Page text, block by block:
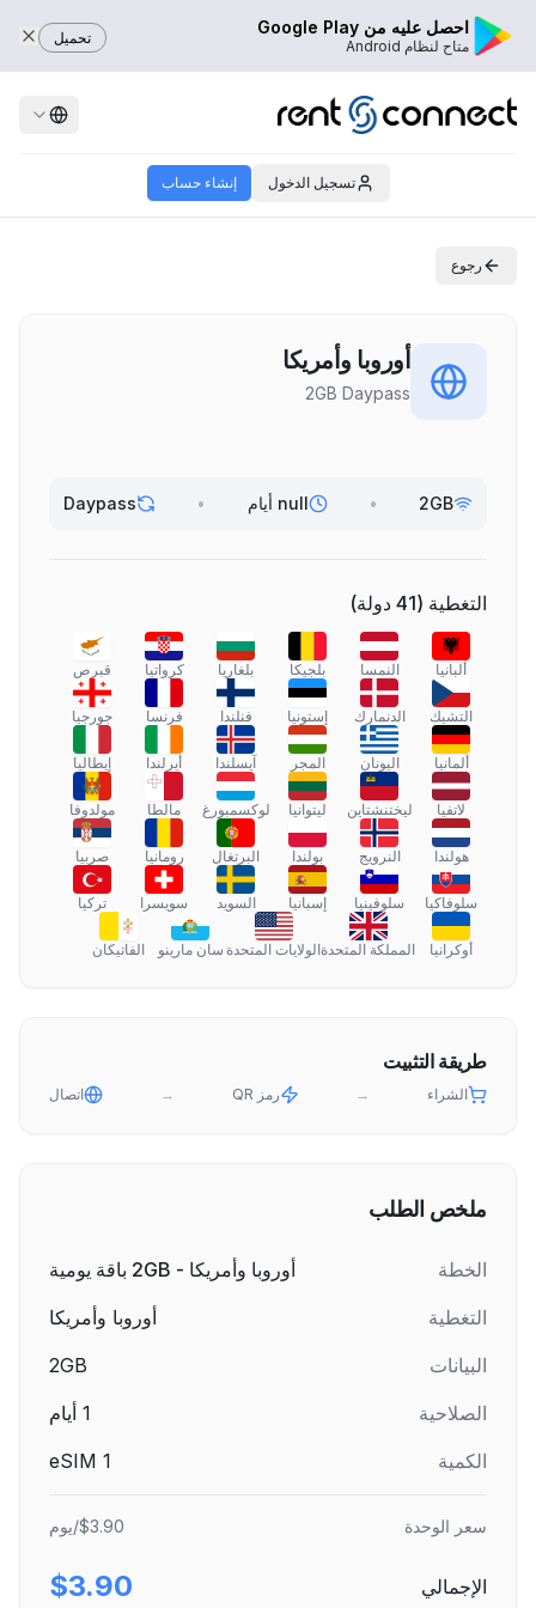
احصل عليه من Google Play
متاح لنظام Android تحميل
تسجيل الدخول إنشاء حساب
رجوع
أوروبا وأمريكا
2GB Daypass
2GB
• null أيام •
Daypass
التغطية (
41 دولة)
ألبانيا النمسا بلجيكا بلغاريا كرواتيا قبرص
التشيك الدنمارك إستونيا فنلندا فرنسا جورجيا
ألمانيا اليونان المجر آيسلندا أيرلندا إيطاليا
لاتفيا ليختنشتاين ليتوانيا لوكسمبورغ مالطا مولدوفا
هولندا النرويج بولندا البرتغال رومانيا صربيا
سلوفاكيا سلوفينيا إسبانيا السويد سويسرا تركيا
أوكرانيا المملكة المتحدةالولايات المتحدة سان مارينو الفاتيكان
طريقة التثبيت
الشراء → رمز QR → اتصال
ملخص الطلب
الخطة
أوروبا وأمريكا - 2GB باقة يومية
التغطية
أوروبا وأمريكا
البيانات
2GB
الصلاحية
1 أيام
الكمية
1
سعر الوحدة $3.90/يوم
الإجمالي $3.90